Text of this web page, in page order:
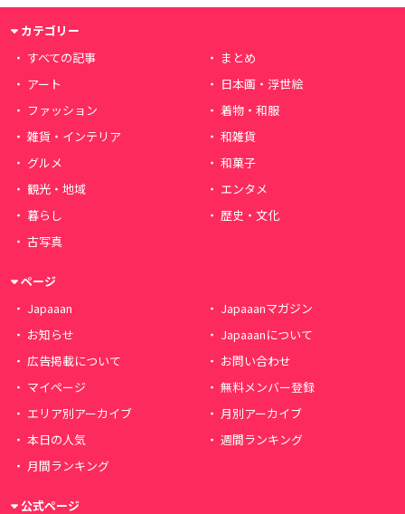
カテゴリー
すべての記事
まとめ
アート
日本画・浮世絵
ファッション
着物・和服
雑貨・インテリア
和雑貨
グルメ
和菓子
観光・地域
エンタメ
暮らし
歴史・文化
古写真
ページ
Japaaan
Japaaanマガジン
お知らせ
Japaaanについて
広告掲載について
お問い合わせ
マイページ
無料メンバー登録
エリア別アーカイブ
月別アーカイブ
本日の人気
週間ランキング
月間ランキング
公式ページ